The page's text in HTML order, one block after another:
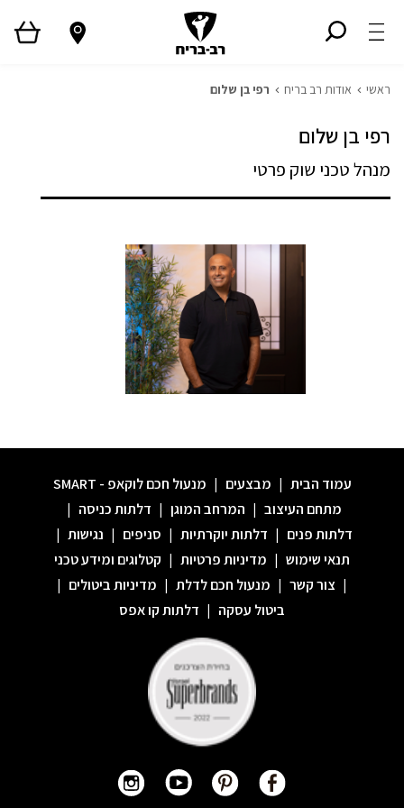
ראשי אודות רב בריח רפי בן שלום
רפי בן שלום
מנהל טכני שוק פרטי
עמוד הבית | מבצעים | מנעול חכם לוקאפ - SMART
מתחם העיצוב | המרחב המוגן | דלתות כניסה |
דלתות פנים | דלתות יוקרתיות | סניפים | נגישות |
תנאי שימוש | מדיניות פרטיות | קטלוגים ומידע טכני
| צור קשר | מנעול חכם לדלת | מדיניות ביטולים |
ביטול עסקה | דלתות קו אפס